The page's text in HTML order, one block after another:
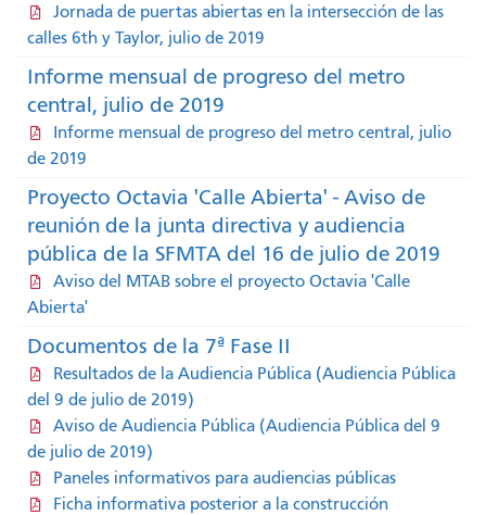
Jornada de puertas abiertas en la intersección de las
calles 6th y Taylor, julio de 2019
Informe mensual de progreso del metro
central, julio de 2019
Informe mensual de progreso del metro central, julio
de 2019
Proyecto Octavia 'Calle Abierta' - Aviso de
reunión de la junta directiva y audiencia
pública de la SFMTA del 16 de julio de 2019
Aviso del MTAB sobre el proyecto Octavia 'Calle
Abierta'
Documentos de la 7ª Fase II
Resultados de la Audiencia Pública (Audiencia Pública
del 9 de julio de 2019)
Aviso de Audiencia Pública (Audiencia Pública del 9
de julio de 2019)
Paneles informativos para audiencias públicas
Ficha informativa posterior a la construcción